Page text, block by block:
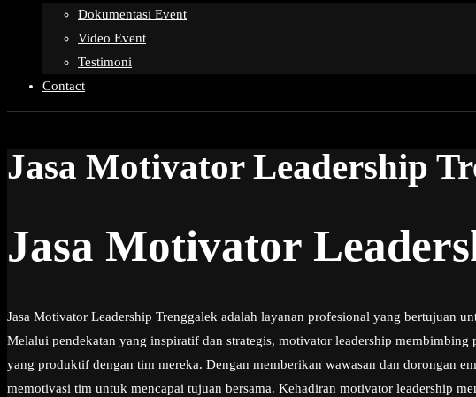
Dokumentasi Event
Video Event
Testimoni
Contact
Jasa Motivator Leadership
Jasa Motivator
Jasa Motivator Leadership Trenggalek adalah layanan profesional yang bertujuan
Melalui pendekatan yang inspiratif dan strategis, motivator leadership
yang produktif dengan tim mereka. Dengan memberikan wawasan dan dorongan
memotivasi tim untuk mencapai tujuan bersama. Kehadiran motivator leadership